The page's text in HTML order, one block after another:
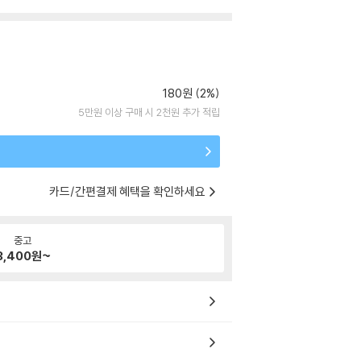
180원 (2%)
5만원 이상 구매 시 2천원 추가 적립
카드/간편결제 혜택을 확인하세요
중고
원~